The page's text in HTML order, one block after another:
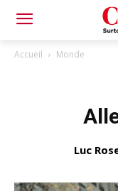
Accueil Monde
Luc